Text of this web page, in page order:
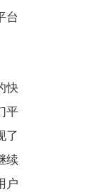
台
快
平
了
续
户